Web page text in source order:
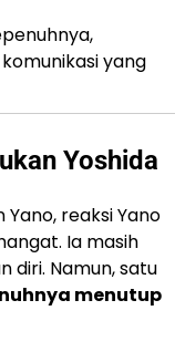
yang
Yoshida
reaksi Yano
Ia masih
diri. Namun, satu
menutup